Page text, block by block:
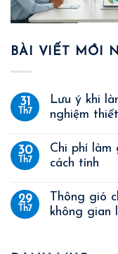
BÀI VIẾT MỚI
31
Th7
Lưu ý khi
nghiệm
30
Th7
Chi phí
cách tính
29
Th7
Thông gió
không gian